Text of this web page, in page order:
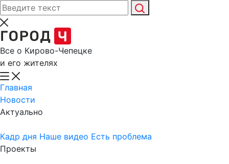
Все о Кирово-Чепецке
и его жителях
Главная
Новости
Актуально
Кадр дня Наше видео Есть проблема
Проекты